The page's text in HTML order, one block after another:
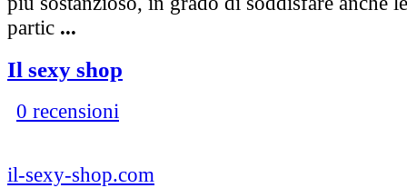
partic ...
Il sexy shop
0 recensioni
il-sexy-shop.com